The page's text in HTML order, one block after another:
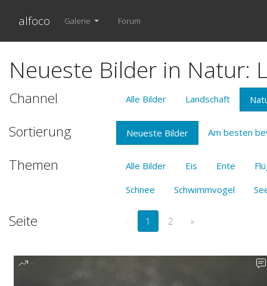
alfoco Galerie Forum
Neueste Bilder in Natur:
Channel Alle Bilder Landschaft
Sortierung Neueste Bilder Am besten
Themen Alle Bilder Eis Ente
Schnee
Schwimmvogel
Seite 1 2 »
-